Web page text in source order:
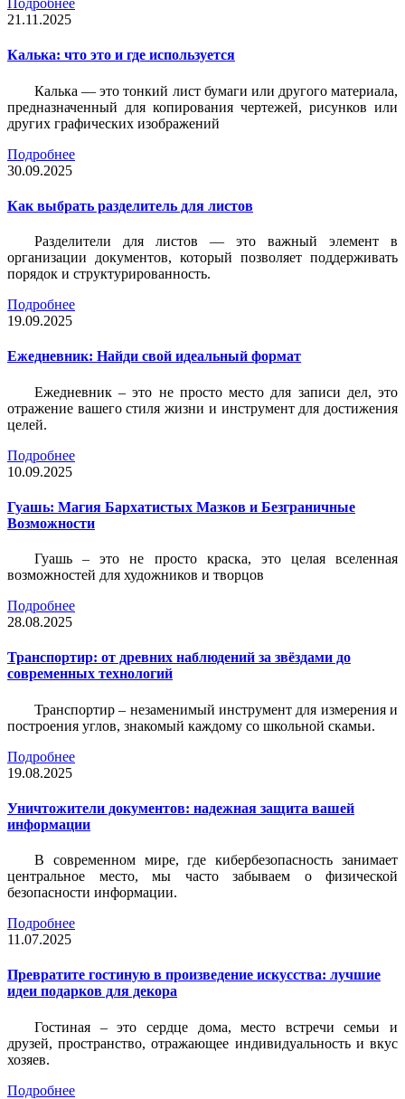
Подробнее
21.11.2025
Калька: что это и где используется
Калька — это тонкий лист бумаги или другого материала,
предназначенный для копирования чертежей, рисунков или
других графических изображений
Подробнее
30.09.2025
Как выбрать разделитель для листов
Разделители для листов — это важный элемент в
организации документов, который позволяет поддерживать
порядок и структурированность.
Подробнее
19.09.2025
Ежедневник: Найди свой идеальный формат
Ежедневник – это не просто место для записи дел, это
отражение вашего стиля жизни и инструмент для достижения
целей.
Подробнее
10.09.2025
Гуашь: Магия Бархатистых Мазков и Безграничные
Возможности
Гуашь – это не просто краска, это целая вселенная
возможностей для художников и творцов
Подробнее
28.08.2025
Транспортир: от древних наблюдений за звёздами до
современных технологий
Транспортир – незаменимый инструмент для измерения и
построения углов, знакомый каждому со школьной скамьи.
Подробнее
19.08.2025
Уничтожители документов: надежная защита вашей
информации
В современном мире, где кибербезопасность занимает
центральное место, мы часто забываем о физической
безопасности информации.
Подробнее
11.07.2025
Превратите гостиную в произведение искусства: лучшие
идеи подарков для декора
Гостиная – это сердце дома, место встречи семьи и
друзей, пространство, отражающее индивидуальность и вкус
хозяев.
Подробнее